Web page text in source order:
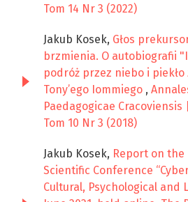
Tom 14 Nr 3 (2022)
Jakub Kosek, Głos
brzmienia. O autobiografii
podróż przez niebo i
Tony’ego Iommiego ,
Paedagogicae
Tom 10 Nr 3 (2018)
Jakub Kosek, Report on
Scientific Conference
Cultural, Psychological and